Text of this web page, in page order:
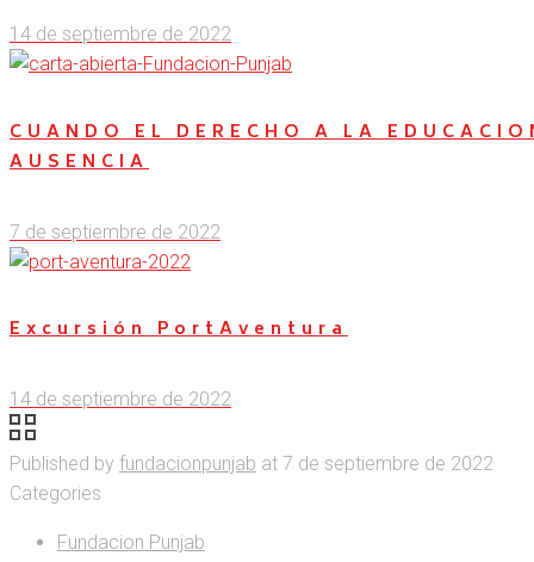
14 de septiembre de 2022
CUANDO EL DERECHO A LA
AUSENCIA
7 de septiembre de 2022
Excursión PortAventura
14 de septiembre de 2022
Published by fundacionpunjab at 7 de septiembre de 2022
Categories
Fundacion Punjab